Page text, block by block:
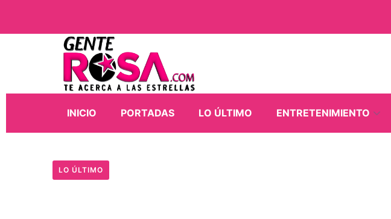
INICIO PORTADAS LO ÚLTIMO ENTRETENIMIENTO
LO ÚLTIMO